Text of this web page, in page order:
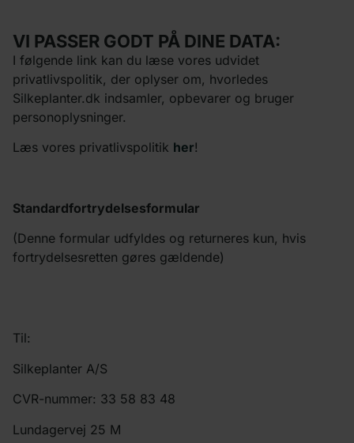
VI PASSER GODT PÅ DINE DATA:
I følgende link kan du læse vores udvidet
privatlivspolitik, der oplyser om, hvorledes
Silkeplanter.dk indsamler, opbevarer og bruger
personoplysninger.
Læs vores privatlivspolitik her!
Standardfortrydelsesformular
(Denne formular udfyldes og returneres kun, hvis
fortrydelsesretten gøres gældende)
Til:
Silkeplanter A/S
CVR-nummer: 33 58 83 48
Lundagervej 25 M